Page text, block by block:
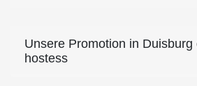
Unsere Promotion in Duisburg
hostess